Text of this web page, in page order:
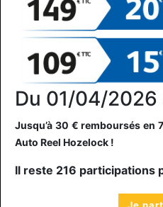
Du 01/04/
Jusqu’à 30 € remboursés en
Auto Reel Hozelock !
Il reste 216 participations